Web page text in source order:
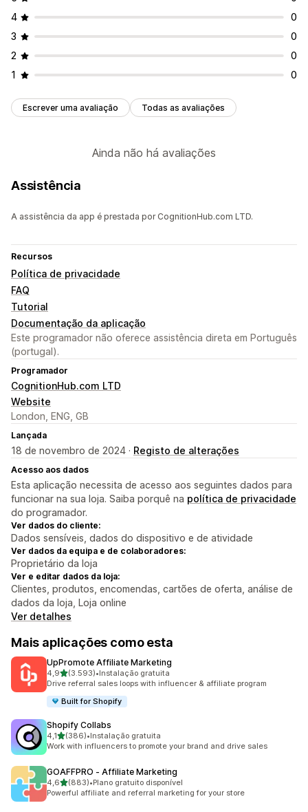
4
0
3
0
2
0
1
0
Escrever uma avaliação Todas as avaliações
Ainda não há avaliações
Assistência
A assistência da app é prestada por CognitionHub.com LTD.
Recursos
Política de privacidade
FAQ
Tutorial
Documentação da aplicação
Este programador não oferece assistência direta em Português
(portugal).
Programador
CognitionHub.com LTD
Website
London, ENG, GB
Lançada
18 de novembro de 2024 · Registo de alterações
Acesso aos dados
Esta aplicação necessita de acesso aos seguintes dados para
funcionar na sua loja. Saiba porquê na política de privacidade
do programador.
Ver dados do cliente:
Dados sensíveis, dados do dispositivo e de atividade
Ver dados da equipa e de colaboradores:
Proprietário da loja
Ver e editar dados da loja:
Clientes, produtos, encomendas, cartões de oferta, análise de
dados da loja, Loja online
Ver detalhes
Mais aplicações como esta
UpPromote Affiliate Marketing
4,9de 5 estrelas
(3.593)
3593 total de avaliações
•Instalação gratuita
Drive referral sales loops with influencer & affiliate program
Built for Shopify
Shopify Collabs
4,1de 5 estrelas
(386)
386 total de avaliações
•Instalação gratuita
Work with influencers to promote your brand and drive sales
GOAFFPRO ‑ Affiliate Marketing
4,6de 5 estrelas
(883)
883 total de avaliações
•Plano gratuito disponível
Powerful affiliate and referral marketing for your store